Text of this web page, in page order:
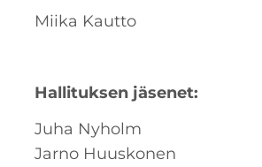
Miika Kautto
Hallituksen jäsenet:
Juha Nyholm
Jarno Huuskonen